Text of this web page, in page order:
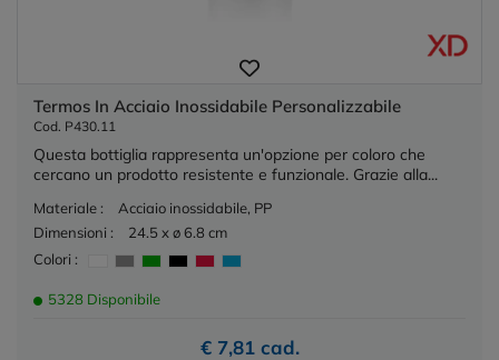
Termos In Acciaio Inossidabile Personalizzabile
Cod. P430.11
Questa bottiglia rappresenta un'opzione per coloro che
cercano un prodotto resistente e funzionale. Grazie alla...
Materiale :
Acciaio inossidabile, PP
Dimensioni :
24.5 x ø 6.8 cm
Colori :
5328 Disponibile
€ 7,81 cad.